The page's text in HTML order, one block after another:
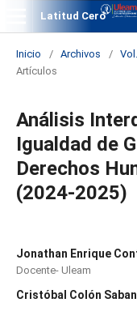
Latitud Cero
Inicio / Archivos /
Artículos
Análisis
Igualdad de
Derechos
(2024-2025)
Jonathan Enrique
Docente- Uleam
Cristóbal Colón